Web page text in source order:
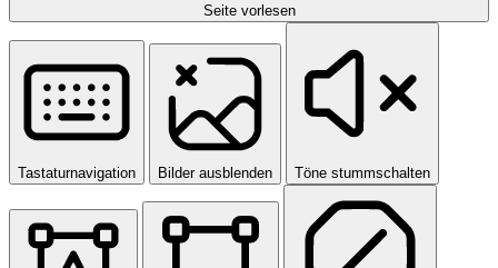
Seite vorlesen
Tastaturnavigation Bilder ausblenden Töne stummschalten